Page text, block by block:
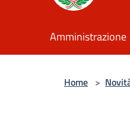
Amministrazione
Home >